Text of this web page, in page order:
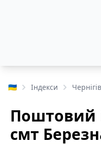
🇺🇦 Індекси
Поштовий
смт